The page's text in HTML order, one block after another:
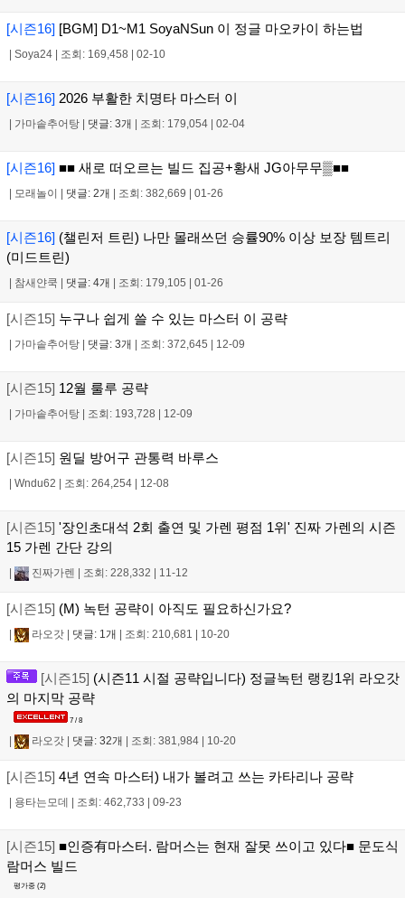
[시즌16] [BGM] D1~M1 SoyaNSun 이 정글 마오카이 하는법
| Soya24 | 조회: 169,458 | 02-10
[시즌16] 2026 부활한 치명타 마스터 이
| 가마솥추어탕 | 댓글: 3개 | 조회: 179,054 | 02-04
[시즌16] ■■ 새로 떠오르는 빌드 집공+황새 JG아무무▒■■
| 모래놀이 | 댓글: 2개 | 조회: 382,669 | 01-26
[시즌16] (챌린저 트린) 나만 몰래쓰던 승률90% 이상 보장 템트리
(미드트린)
| 참새얀쿡 | 댓글: 4개 | 조회: 179,105 | 01-26
[시즌15] 누구나 쉽게 쓸 수 있는 마스터 이 공략
| 가마솥추어탕 | 댓글: 3개 | 조회: 372,645 | 12-09
[시즌15] 12월 룰루 공략
| 가마솥추어탕 | 조회: 193,728 | 12-09
[시즌15] 원딜 방어구 관통력 바루스
| Wndu62 | 조회: 264,254 | 12-08
[시즌15] '장인초대석 2회 출연 및 가렌 평점 1위' 진짜 가렌의 시즌
15 가렌 간단 강의
| 진짜가렌 | 조회: 228,332 | 11-12
[시즌15] (M) 녹턴 공략이 아직도 필요하신가요?
| 라오갓 | 댓글: 1개 | 조회: 210,681 | 10-20
[시즌15] (시즌11 시절 공략입니다) 정글녹턴 랭킹1위 라오갓
의 마지막 공략
7 / 8
라오갓 댓글: 32개 조회: 381,984 10-20
[시즌15] 4년 연속 마스터) 내가 볼려고 쓰는 카타리나 공략
용타는모데 조회: 462,733 09-23
[시즌15] ■인증有마스터. 람머스는 현재 잘못 쓰이고 있다■ 문도식
람머스 빌드
평가중 (2)